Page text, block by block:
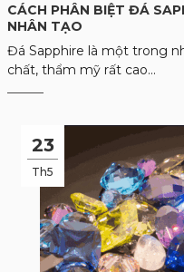
CÁCH PHÂN BIỆT ĐÁ
NHÂN TẠO
Đá Sapphire là một trong
chất, thẩm mỹ rất cao...
23
Th5